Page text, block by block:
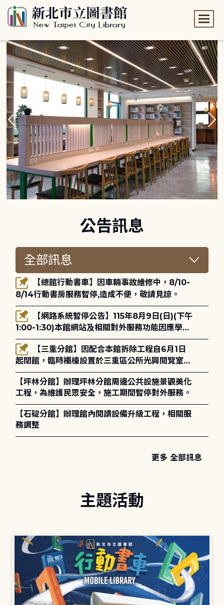
公告訊息
8/14行動書房服務暫停,造成不便，敬請見諒。
1:00-1:30)本館網站及相關對外服務功能因應學術
網路升級更新將暫停服務。
起閉館，臨時櫃檯設置於三重區公所光興閱覽室，
造成不便，敬請見諒。
【坪林分館】辦理坪林分館周邊公共設施景觀美化
工程，為維護民眾安全，施工期間暫停對外服務。
【石碇分館】辦理館內閱讀設備升級工程，相關服
務調整
更多 全部訊息
主題活動